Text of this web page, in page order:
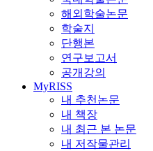
해외학술논문
학술지
단행본
연구보고서
공개강의
MyRISS
내 추천논문
내 책장
내 최근 본 논문
내 저작물관리